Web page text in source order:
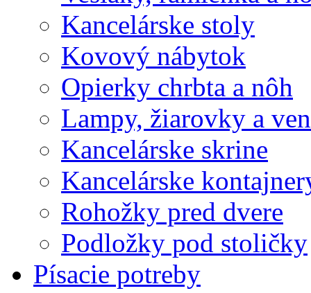
Kancelárske stoly
Kovový nábytok
Opierky chrbta a nôh
Lampy, žiarovky a
Kancelárske skrine
Kancelárske
Rohožky pred dvere
Podložky pod stoličky
Písacie potreby